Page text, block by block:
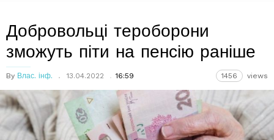
Добровольці тероборони
зможуть піти на пенсію раніше
By Влас. інф. 13.04.2022 16:59 1456 views